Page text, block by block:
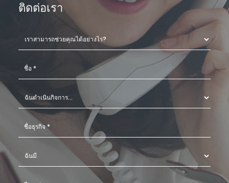
ติดต่อเรา